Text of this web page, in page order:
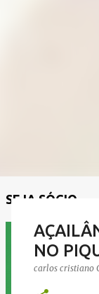
SEJA SÓCIO
NO
carlos cristiano